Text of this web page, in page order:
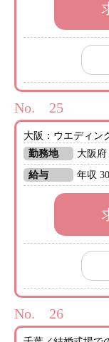
No.
大阪：ウエディン
勤務地
大阪
給与
年収
No.